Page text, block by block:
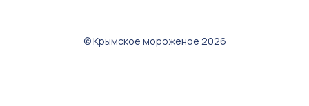
© Крымское мороженое 2026